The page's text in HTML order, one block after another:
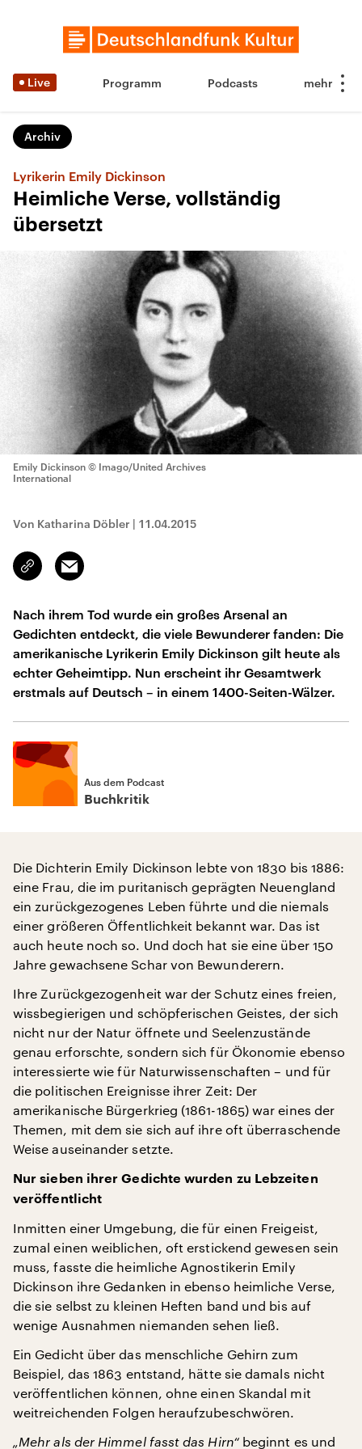
Live Programm Podcasts
Archiv
Lyrikerin Emily Dickinson
Heimliche Verse, vollständig
übersetzt
Emily Dickinson © Imago/United Archives
International
Von Katharina Döbler | 11.04.2015
Link
kopieren/teilen
Email
Nach ihrem Tod wurde ein großes Arsenal an
Gedichten entdeckt, die viele Bewunderer fanden: Die
amerikanische Lyrikerin Emily Dickinson gilt heute als
echter Geheimtipp. Nun erscheint ihr Gesamtwerk
erstmals auf Deutsch – in einem 1400-Seiten-Wälzer.
Aus dem Podcast
Buchkritik
Die Dichterin Emily Dickinson lebte von 1830 bis 1886:
eine Frau, die im puritanisch geprägten Neuengland
ein zurückgezogenes Leben führte und die niemals
einer größeren Öffentlichkeit bekannt war. Das ist
auch heute noch so. Und doch hat sie eine über 150
Jahre gewachsene Schar von Bewunderern.
Ihre Zurückgezogenheit war der Schutz eines freien,
wissbegierigen und schöpferischen Geistes, der sich
nicht nur der Natur öffnete und Seelenzustände
genau erforschte, sondern sich für Ökonomie ebenso
interessierte wie für Naturwissenschaften – und für
die politischen Ereignisse ihrer Zeit: Der
amerikanische Bürgerkrieg (1861-1865) war eines der
Themen, mit dem sie sich auf ihre oft überraschende
Weise auseinander setzte.
Nur sieben ihrer Gedichte wurden zu Lebzeiten
veröffentlicht
Inmitten einer Umgebung, die für einen Freigeist,
zumal einen weiblichen, oft erstickend gewesen sein
muss, fasste die heimliche Agnostikerin Emily
Dickinson ihre Gedanken in ebenso heimliche Verse,
die sie selbst zu kleinen Heften band und bis auf
wenige Ausnahmen niemanden sehen ließ.
Ein Gedicht über das menschliche Gehirn zum
Beispiel, das 1863 entstand, hätte sie damals nicht
veröffentlichen können, ohne einen Skandal mit
weitreichenden Folgen heraufzubeschwören.
„Mehr als der Himmel fasst das Hirn“beginnt es und